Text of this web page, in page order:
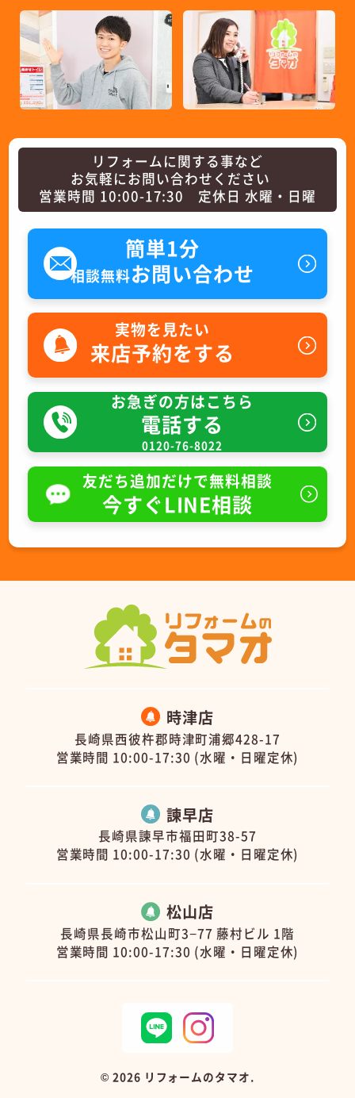
リフォームに関する事など
お気軽にお問い合わせください
営業時間 10:00-17:30 定休日 水曜・日曜
簡単1分
相談無料お問い合わせ
実物を見たい
来店予約をする
お急ぎの方はこちら
電話する
0120-76-8022
友だち追加だけで無料相談
今すぐLINE相談
時津店
長崎県西彼杵郡時津町浦郷428-17
営業時間 10:00-17:30 (水曜・日曜定休)
諫早店
長崎県諫早市福田町38-57
営業時間 10:00-17:30 (水曜・日曜定休)
松山店
長崎県長崎市松山町3−77 藤村ビル 1階
営業時間 10:00-17:30 (水曜・日曜定休)
© 2026 リフォームのタマオ.